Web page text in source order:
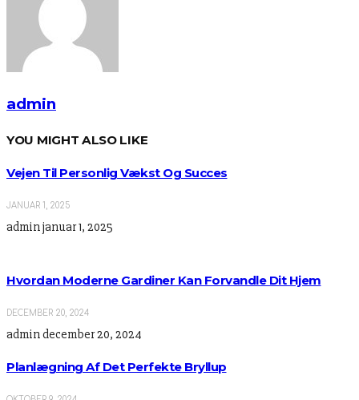
admin
YOU MIGHT ALSO LIKE
Vejen Til Personlig Vækst Og Succes
JANUAR 1, 2025
adminjanuar 1, 2025
Hvordan Moderne Gardiner Kan Forvandle Dit Hjem
DECEMBER 20, 2024
admindecember 20, 2024
Planlægning Af Det Perfekte Bryllup